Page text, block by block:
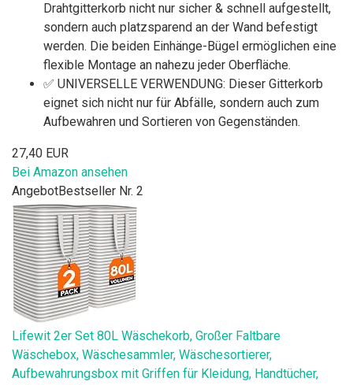
Drahtgitterkorb nicht nur sicher & schnell aufgestellt,
sondern auch platzsparend an der Wand befestigt
werden. Die beiden Einhänge-Bügel ermöglichen eine
flexible Montage an nahezu jeder Oberfläche.
✅ UNIVERSELLE VERWENDUNG: Dieser Gitterkorb
eignet sich nicht nur für Abfälle, sondern auch zum
Aufbewahren und Sortieren von Gegenständen.
27,40 EUR
Bei Amazon ansehen
AngebotBestseller Nr. 2
Lifewit 2er Set 80L Wäschekorb, Großer Faltbare
Wäschebox, Wäschesammler, Wäschesortierer,
Aufbewahrungsbox mit Griffen für Kleidung, Handtücher,